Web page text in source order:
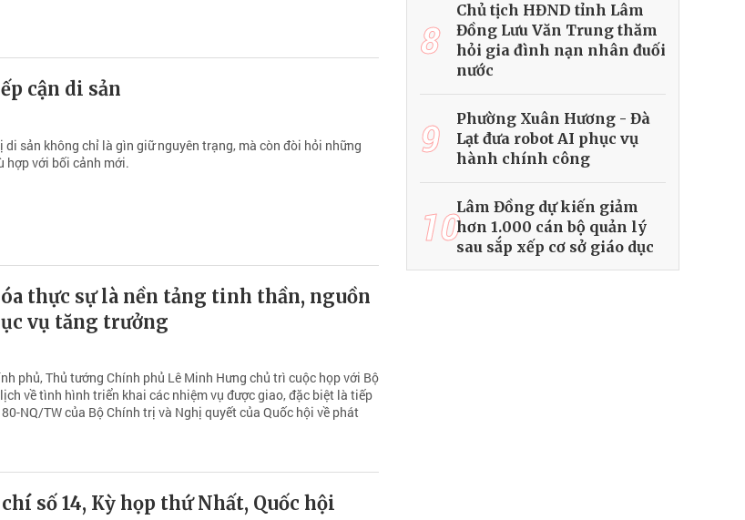
cận di sản
di sản không chỉ là gìn giữ nguyên trạng, mà còn đòi hỏi những
hợp với bối cảnh mới.
thực sự là nền tảng tinh thần, nguồn
vụ tăng trưởng
phủ, Thủ tướng Chính phủ Lê Minh Hưng chủ trì cuộc họp với Bộ
về tình hình triển khai các nhiệm vụ được giao, đặc biệt là tiếp
NQ/TW của Bộ Chính trị và Nghị quyết của Quốc hội về phát
số 14, Kỳ họp thứ Nhất, Quốc hội
8
Chủ tịch HĐND tỉnh Lâm
Đồng Lưu Văn Trung thăm
hỏi gia đình nạn nhân đuối
nước
9
Phường Xuân Hương - Đà
Lạt đưa robot AI phục vụ
hành chính công
10Lâm Đồng dự kiến giảm
hơn 1.000 cán bộ quản lý
sau sắp xếp cơ sở giáo dục